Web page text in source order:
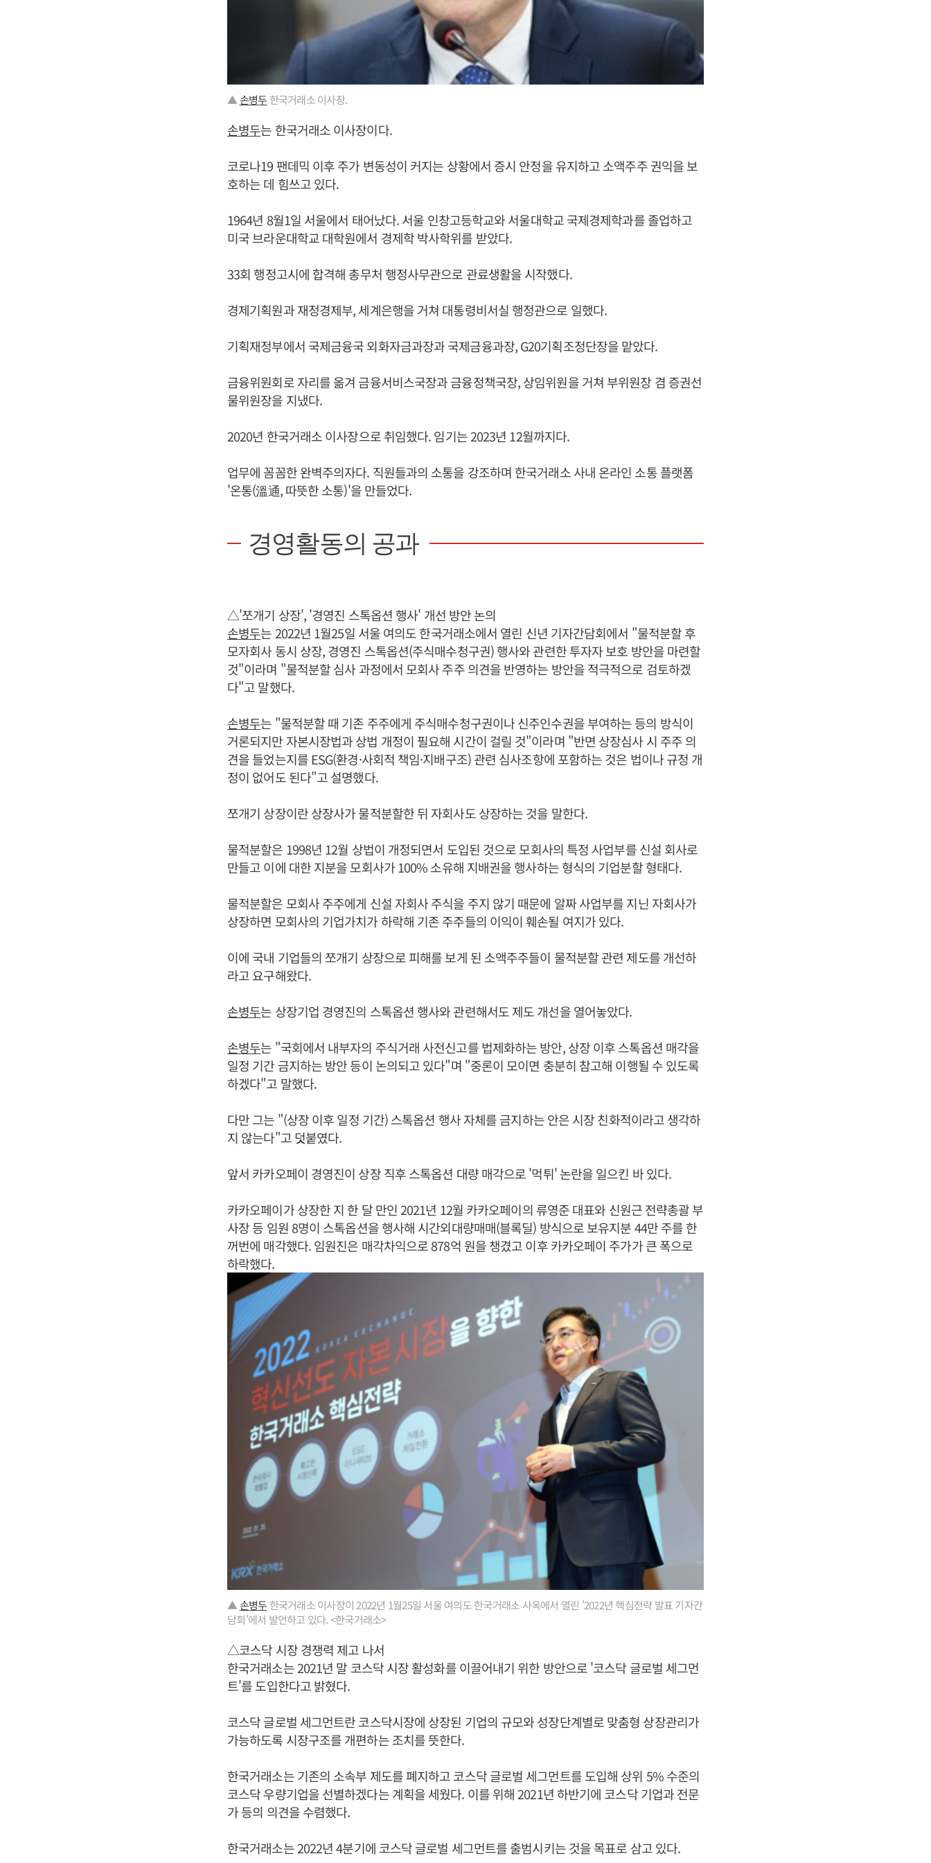
▲손병두 한국거래소 이사장.
손병두는 한국거래소 이사장이다.
코로나19 팬데믹 이후 주가 변동성이 커지는 상황에서 증시 안정을 유지하고 소액주주 권익을 보
호하는 데 힘쓰고 있다.
1964년 8월1일 서울에서 태어났다. 서울 인창고등학교와 서울대학교 국제경제학과를 졸업하고
미국 브라운대학교 대학원에서 경제학 박사학위를 받았다.
33회 행정고시에 합격해 총무처 행정사무관으로 관료생활을 시작했다.
경제기획원과 재정경제부, 세계은행을 거쳐 대통령비서실 행정관으로 일했다.
기획재정부에서 국제금융국 외화자금과장과 국제금융과장, G20기획조정단장을 맡았다.
금융위원회로 자리를 옮겨 금융서비스국장과 금융정책국장, 상임위원을 거쳐 부위원장 겸 증권선
물위원장을 지냈다.
2020년 한국거래소 이사장으로 취임했다. 임기는 2023년 12월까지다.
업무에 꼼꼼한 완벽주의자다. 직원들과의 소통을 강조하며 한국거래소 사내 온라인 소통 플랫폼
'온통(溫通, 따뜻한 소통)'을 만들었다.
경영활동의 공과
△'쪼개기 상장', '경영진 스톡옵션 행사' 개선 방안 논의
손병두는 2022년 1월25일 서울 여의도 한국거래소에서 열린 신년 기자간담회에서 "물적분할 후
모자회사 동시 상장, 경영진 스톡옵션(주식매수청구권) 행사와 관련한 투자자 보호 방안을 마련할
것"이라며 "물적분할 심사 과정에서 모회사 주주 의견을 반영하는 방안을 적극적으로 검토하겠
다"고 말했다.
손병두는 "물적분할 때 기존 주주에게 주식매수청구권이나 신주인수권을 부여하는 등의 방식이
거론되지만 자본시장법과 상법 개정이 필요해 시간이 걸릴 것"이라며 "반면 상장심사 시 주주 의
견을 들었는지를 ESG(환경·사회적 책임·지배구조) 관련 심사조항에 포함하는 것은 법이나 규정 개
정이 없어도 된다"고 설명했다.
쪼개기 상장이란 상장사가 물적분할한 뒤 자회사도 상장하는 것을 말한다.
물적분할은 1998년 12월 상법이 개정되면서 도입된 것으로 모회사의 특정 사업부를 신설 회사로
만들고 이에 대한 지분을 모회사가 100% 소유해 지배권을 행사하는 형식의 기업분할 형태다.
물적분할은 모회사 주주에게 신설 자회사 주식을 주지 않기 때문에 알짜 사업부를 지닌 자회사가
상장하면 모회사의 기업가치가 하락해 기존 주주들의 이익이 훼손될 여지가 있다.
이에 국내 기업들의 쪼개기 상장으로 피해를 보게 된 소액주주들이 물적분할 관련 제도를 개선하
라고 요구해왔다.
손병두는 상장기업 경영진의 스톡옵션 행사와 관련해서도 제도 개선을 열어놓았다.
손병두는 "국회에서 내부자의 주식거래 사전신고를 법제화하는 방안, 상장 이후 스톡옵션 매각을
일정 기간 금지하는 방안 등이 논의되고 있다"며 "중론이 모이면 충분히 참고해 이행될 수 있도록
하겠다"고 말했다.
다만 그는 "(상장 이후 일정 기간) 스톡옵션 행사 자체를 금지하는 안은 시장 친화적이라고 생각하
지 않는다"고 덧붙였다.
앞서 카카오페이 경영진이 상장 직후 스톡옵션 대량 매각으로 '먹튀' 논란을 일으킨 바 있다.
카카오페이가 상장한 지 한 달 만인 2021년 12월 카카오페이의 류영준 대표와 신원근 전략총괄 부
사장 등 임원 8명이 스톡옵션을 행사해 시간외대량매매(블록딜) 방식으로 보유지분 44만 주를 한
꺼번에 매각했다. 임원진은 매각차익으로 878억 원을 챙겼고 이후 카카오페이 주가가 큰 폭으로
하락했다.
▲손병두 한국거래소 이사장이 2022년 1월25일 서울 여의도 한국거래소 사옥에서 열린 '2022년 핵심전략 발표 기자간
담회'에서 발언하고 있다. <한국거래소>
△코스닥 시장 경쟁력 제고 나서
한국거래소는 2021년 말 코스닥 시장 활성화를 이끌어내기 위한 방안으로 '코스닥 글로벌 세그먼
트'를 도입한다고 밝혔다.
코스닥 글로벌 세그먼트란 코스닥시장에 상장된 기업의 규모와 성장단계별로 맞춤형 상장관리가
가능하도록 시장구조를 개편하는 조치를 뜻한다.
한국거래소는 기존의 소속부 제도를 폐지하고 코스닥 글로벌 세그먼트를 도입해 상위 5% 수준의
코스닥 우량기업을 선별하겠다는 계획을 세웠다. 이를 위해 2021년 하반기에 코스닥 기업과 전문
가 등의 의견을 수렴했다.
한국거래소는 2022년 4분기에 코스닥 글로벌 세그먼트를 출범시키는 것을 목표로 삼고 있다.